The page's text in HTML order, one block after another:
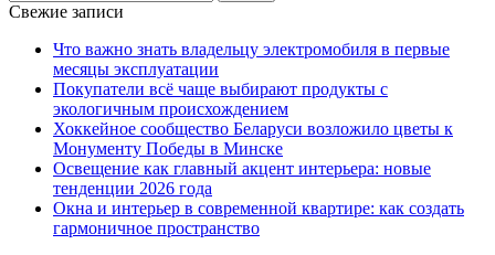
Свежие записи
Что важно знать владельцу электромобиля в первые
месяцы эксплуатации
Покупатели всё чаще выбирают продукты с
экологичным происхождением
Хоккейное сообщество Беларуси возложило цветы к
Монументу Победы в Минске
Освещение как главный акцент интерьера: новые
тенденции 2026 года
Окна и интерьер в современной квартире: как создать
гармоничное пространство